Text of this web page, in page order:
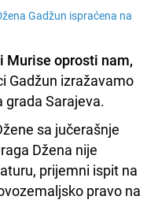
Gadžun ispraćena na
Murise oprosti nam,
Gadžun izražavamo
grada Sarajeva.
sa jučerašnje
Džena nije
prijemni ispit na
pravo na